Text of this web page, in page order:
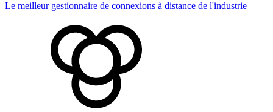
Le meilleur gestionnaire de connexions à distance de l'industrie